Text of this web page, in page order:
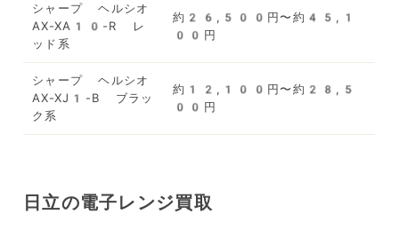
シャープ ヘルシオ
AX-XA10-R レ
ッド系
約26,500円〜約45,1
00円
シャープ ヘルシオ
AX-XJ1-B ブラッ
ク系
約12,100円〜約28,5
00円
日立の電子レンジ買取